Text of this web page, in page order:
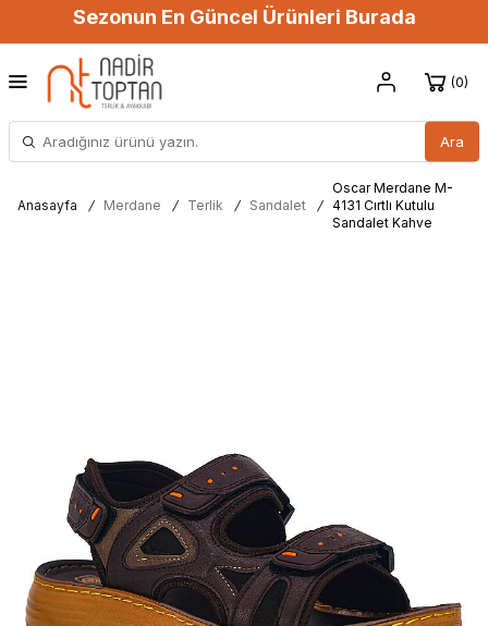
Sezonun En Güncel Ürünleri Burada
Ara
0
Anasayfa / Merdane / Terlik / Sandalet /
Oscar Merdane M-
4131 Cırtlı Kutulu
Sandalet Kahve